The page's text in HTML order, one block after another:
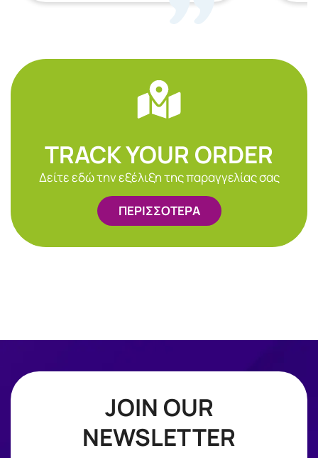
TRACK YOUR ORDER
Δείτε εδώ την εξέλιξη της παραγγελίας σας
ΠΕΡΙΣΣΟΤΕΡΑ
JOIN OUR
NEWSLETTER